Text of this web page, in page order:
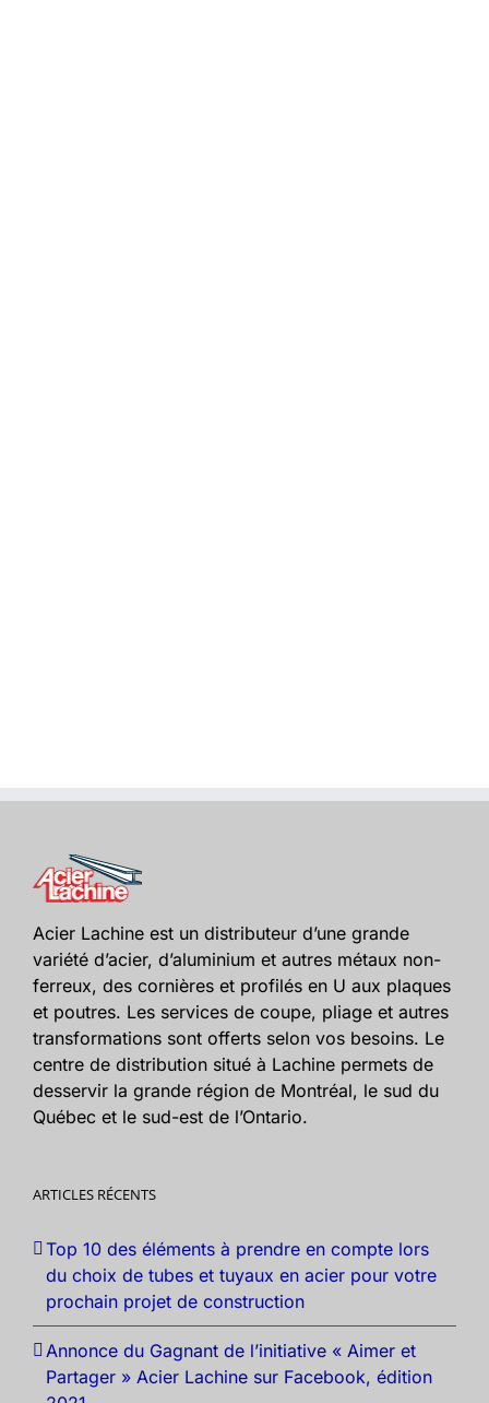
Acier Lachine est un distributeur d’une grande
variété d’acier, d’aluminium et autres métaux non-
ferreux, des cornières et profilés en U aux plaques
et poutres. Les services de coupe, pliage et autres
transformations sont offerts selon vos besoins. Le
centre de distribution situé à Lachine permets de
desservir la grande région de Montréal, le sud du
Québec et le sud-est de l’Ontario.
ARTICLES RÉCENTS
Top 10 des éléments à prendre en compte lors
du choix de tubes et tuyaux en acier pour votre
prochain projet de construction
Annonce du Gagnant de l’initiative « Aimer et
Partager » Acier Lachine sur Facebook, édition